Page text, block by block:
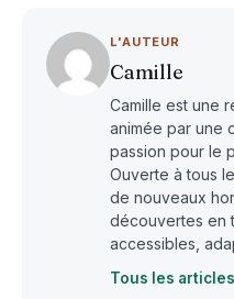
L'AUTEUR
Camille
Camille est une
animée par une
passion pour le
Ouverte à tous
de nouveaux
découvertes en
accessibles,
Tous les